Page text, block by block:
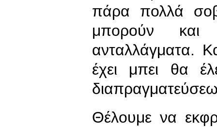
πάρα πολλά
μπορούν
ανταλλάγματα.
έχει μπει θα
Θέλουμε να